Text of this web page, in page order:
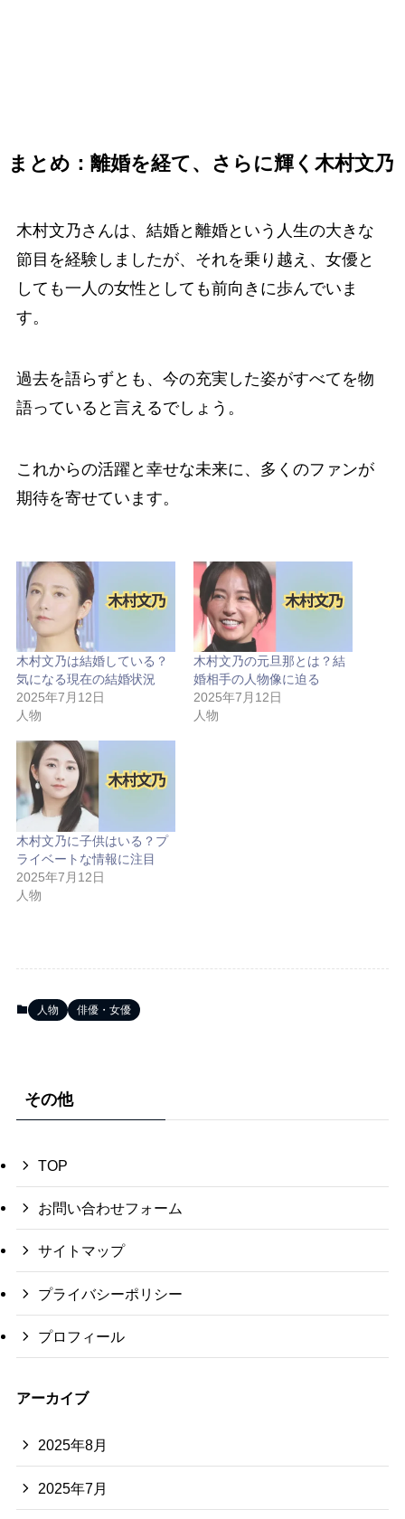
まとめ：離婚を経て、さらに輝く木村文乃
木村文乃さんは、結婚と離婚という人生の大きな
節目を経験しましたが、それを乗り越え、女優と
しても一人の女性としても前向きに歩んでいま
す。
過去を語らずとも、今の充実した姿がすべてを物
語っていると言えるでしょう。
これからの活躍と幸せな未来に、多くのファンが
期待を寄せています。
木村文乃は結婚している？
気になる現在の結婚状況
2025年7月12日
人物
木村文乃の元旦那とは？結
婚相手の人物像に迫る
2025年7月12日
人物
木村文乃に子供はいる？プ
ライベートな情報に注目
2025年7月12日
人物
人物 俳優・女優
その他
TOP
お問い合わせフォーム
サイトマップ
プライバシーポリシー
プロフィール
アーカイブ
2025年8月
2025年7月